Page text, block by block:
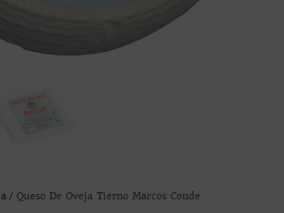
/ Queso De Oveja Tierno Marcos Conde